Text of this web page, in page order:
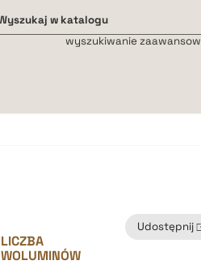
wyszukiwanie
Udostępnij
LICZBA
WOLUMINÓW